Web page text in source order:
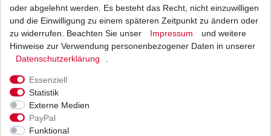
Beschreibung
Weitere Details
SES125 Dylan / SES150 Dylan
Typ: JF10A / KF05A
oder abgelehnt werden. Es besteht das Recht, nicht einzuwilligen
und die Einwilligung zu einem späteren Zeitpunkt zu ändern oder
zu widerrufen. Beachten Sie unser
Impressum
und weitere
Hinweise zur Verwendung personenbezogener Daten in unserer
Daten­schutz­erklärung
Essenziell
Statistik
Externe Medien
PayPal
Funktional